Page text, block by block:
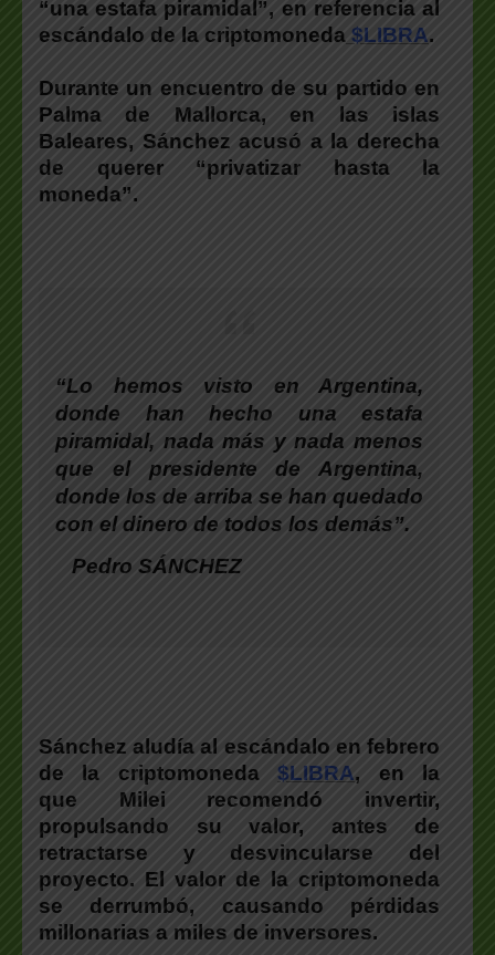
“una estafa piramidal”, en referencia al
escándalo de la criptomoneda $LIBRA.
Durante un encuentro de su partido en
Palma de Mallorca, en las islas
Baleares, Sánchez acusó a la derecha
de querer “privatizar hasta la
moneda”.
“Lo hemos visto en Argentina,
donde han hecho una estafa
piramidal, nada más y nada menos
que el presidente de Argentina,
donde los de arriba se han quedado
con el dinero de todos los demás”.
Pedro SÁNCHEZ
Sánchez aludía al escándalo en febrero
de la criptomoneda$LIBRA, en la
que Milei recomendó invertir,
propulsando su valor, antes de
retractarse y desvincularse del
proyecto. El valor de la criptomoneda
se derrumbó, causando pérdidas
millonarias a miles de inversores.